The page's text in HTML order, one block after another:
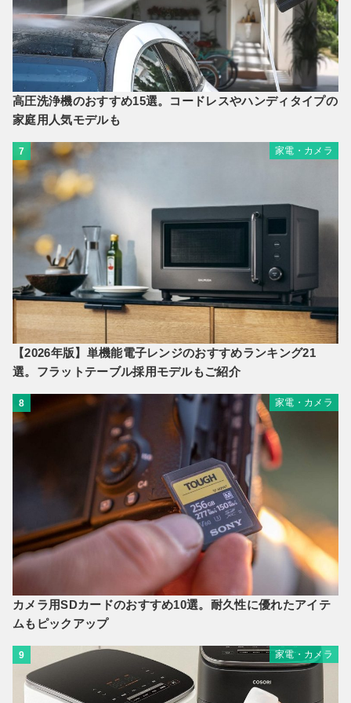
高圧洗浄機のおすすめ15選。コードレスやハンディタイプの
家庭用人気モデルも
7 家電・カメラ
【2026年版】単機能電子レンジのおすすめランキング21
選。フラットテーブル採用モデルもご紹介
8 家電・カメラ
カメラ用SDカードのおすすめ10選。耐久性に優れたアイテ
ムもピックアップ
9 家電・カメラ